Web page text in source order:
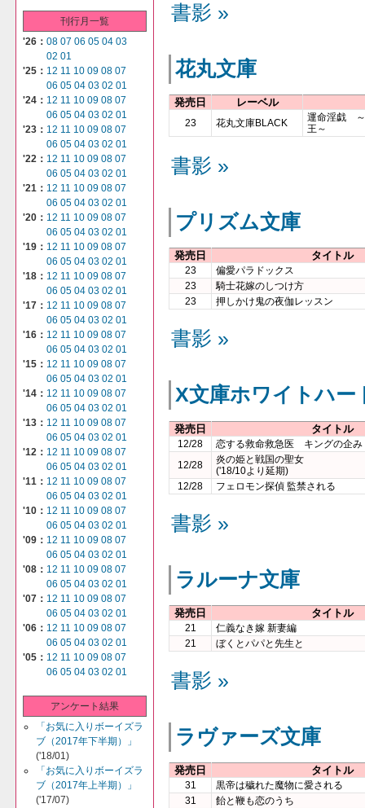
刊行月一覧
'26： 08 07 06 05 04 03
02 01
'25： 12 11 10 09 08 07
06 05 04 03 02 01
'24： 12 11 10 09 08 07
06 05 04 03 02 01
'23： 12 11 10 09 08 07
06 05 04 03 02 01
'22： 12 11 10 09 08 07
06 05 04 03 02 01
'21： 12 11 10 09 08 07
06 05 04 03 02 01
'20： 12 11 10 09 08 07
06 05 04 03 02 01
'19： 12 11 10 09 08 07
06 05 04 03 02 01
'18： 12 11 10 09 08 07
06 05 04 03 02 01
'17： 12 11 10 09 08 07
06 05 04 03 02 01
'16： 12 11 10 09 08 07
06 05 04 03 02 01
'15： 12 11 10 09 08 07
06 05 04 03 02 01
'14： 12 11 10 09 08 07
06 05 04 03 02 01
'13： 12 11 10 09 08 07
06 05 04 03 02 01
'12： 12 11 10 09 08 07
06 05 04 03 02 01
'11： 12 11 10 09 08 07
06 05 04 03 02 01
'10： 12 11 10 09 08 07
06 05 04 03 02 01
'09： 12 11 10 09 08 07
06 05 04 03 02 01
'08： 12 11 10 09 08 07
06 05 04 03 02 01
'07： 12 11 10 09 08 07
06 05 04 03 02 01
'06： 12 11 10 09 08 07
06 05 04 03 02 01
'05： 12 11 10 09 08 07
06 05 04 03 02 01
アンケート結果
「お気に入りボーイズラ
ブ（2017年下半期）」
('18/01)
「お気に入りボーイズラ
ブ（2017年上半期）」
('17/07)
書影 »
花丸文庫
発売日 レーベル
23 花丸文庫BLACK
運命淫戯 ～
王～
書影 »
プリズム文庫
発売日 タイトル
23
偏愛パラドックス
23
騎士花嫁のしつけ方
23
押しかけ鬼の夜伽レッスン
書影 »
X文庫ホワイトハー
発売日 タイトル
12/28
恋する救命救急医 キングの企み
12/28
炎の姫と戦国の聖女
('18/10より延期)
12/28
フェロモン探偵 監禁される
書影 »
ラルーナ文庫
発売日 タイトル
21
仁義なき嫁 新妻編
21
ぼくとパパと先生と
書影 »
ラヴァーズ文庫
発売日 タイトル
31
黒帝は穢れた魔物に愛される
31
飴と鞭も恋のうち